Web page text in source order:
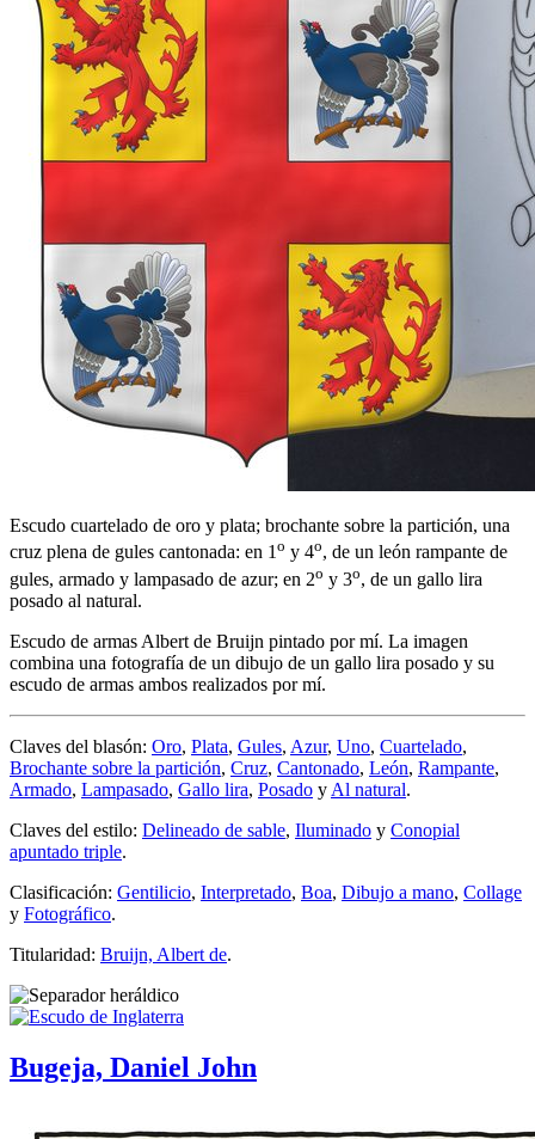
Escudo cuartelado de oro y plata; brochante sobre la partición, una
cruz plena de gules cantonada: en 1o y 4o, de un león rampante de
gules, armado y lampasado de azur; en 2o y 3o, de un gallo lira
posado al natural.
Escudo de armas Albert de Bruijn pintado por mí. La imagen
combina una fotografía de un dibujo de un gallo lira posado y su
escudo de armas ambos realizados por mí.
Claves del blasón: Oro, Plata, Gules, Azur, Uno, Cuartelado,
Brochante sobre la partición, Cruz, Cantonado, León, Rampante,
Armado, Lampasado, Gallo lira, Posado y Al natural.
Claves del estilo: Delineado de sable, Iluminado y Conopial
apuntado triple.
Clasificación: Gentilicio, Interpretado, Boa, Dibujo a mano, Collage
y Fotográfico.
Titularidad: Bruijn, Albert de.
Bugeja, Daniel John